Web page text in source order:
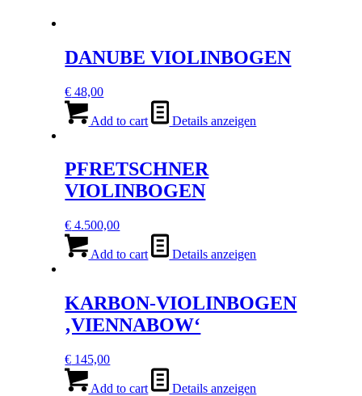
DANUBE VIOLINBOGEN
€ 48,00
Add to cart Details anzeigen
PFRETSCHNER
VIOLINBOGEN
€ 4.500,00
Add to cart Details anzeigen
KARBON-VIOLINBOGEN
‚VIENNABOW‘
€ 145,00
Add to cart Details anzeigen